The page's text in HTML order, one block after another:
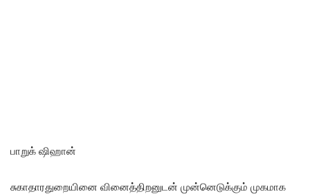
பாறுக் ஷிஹான்
சுகாதாரதுறையினை வினைத்திறனுடன் முன்னெடுக்கும் முகமாக